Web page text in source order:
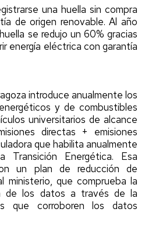
una huella sin compra
de origen renovable. Al año
se redujo un 60% gracias
energía eléctrica con garantía
introduce anualmente los
y de combustibles
universitarios de alcance
directas + emisiones
que habilita anualmente
Transición Energética. Esa
un plan de reducción de
ministerio, que comprueba la
de los datos a través de la
que corroboren los datos